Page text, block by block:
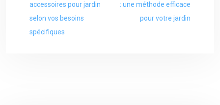
accessoires pour jardin
selon vos besoins
spécifiques
: une méthode efficace
pour votre jardin